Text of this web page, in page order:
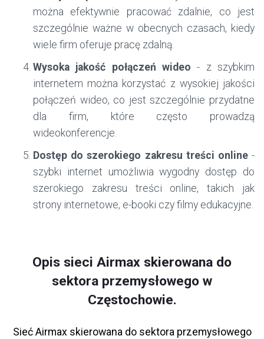
można efektywnie pracować zdalnie, co jest
szczególnie ważne w obecnych czasach, kiedy
wiele firm oferuje pracę zdalną.
Wysoka jakość połączeń wideo - z szybkim
internetem można korzystać z wysokiej jakości
połączeń wideo, co jest szczególnie przydatne
dla firm, które często prowadzą
wideokonferencje.
Dostęp do szerokiego zakresu treści online-
szybki internet umożliwia wygodny dostęp do
szerokiego zakresu treści online, takich jak
strony internetowe, e-booki czy filmy edukacyjne.
Opis sieci Airmax skierowana do
sektora przemysłowego w
Częstochowie.
Sieć Airmax skierowana do sektora przemysłowego